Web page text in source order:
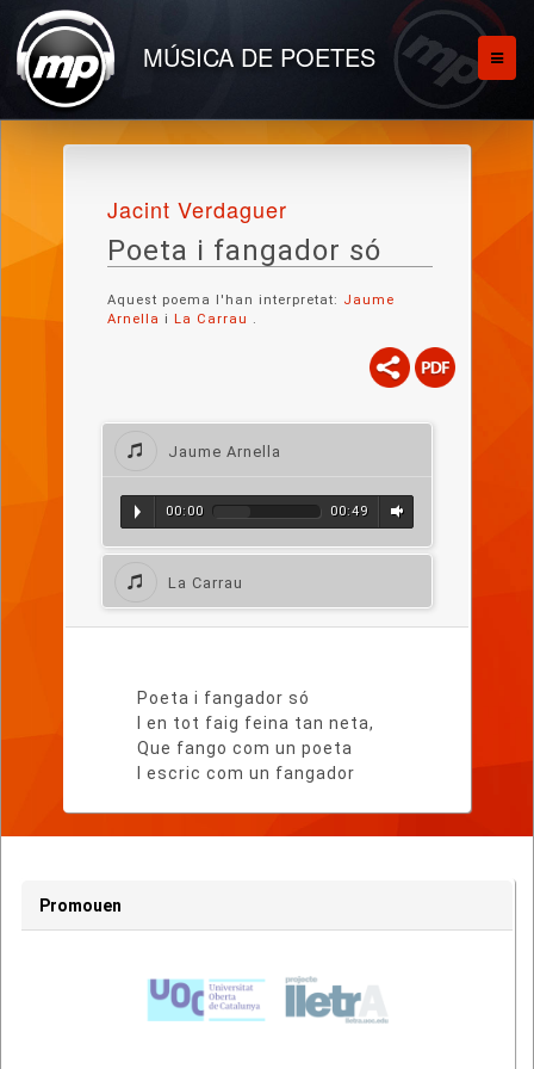
MÚSICA DE POETES
Jacint Verdaguer
Poeta i fangador só
Aquest poema l'han interpretat: Jaume
Arnella iLa Carrau .
Jaume Arnella
00:00 00:49
La Carrau
Poeta i fangador só
I en tot faig feina tan neta,
Que fango com un poeta
I escric com un fangador
Promouen